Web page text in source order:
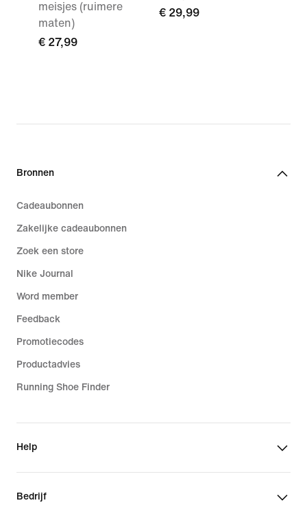
meisjes (ruimere
maten)
€ 27,99
€ 29,99
Bronnen
Cadeaubonnen
Zakelijke cadeaubonnen
Zoek een store
Nike Journal
Word member
Feedback
Promotiecodes
Productadvies
Running Shoe Finder
Help
Bedrijf